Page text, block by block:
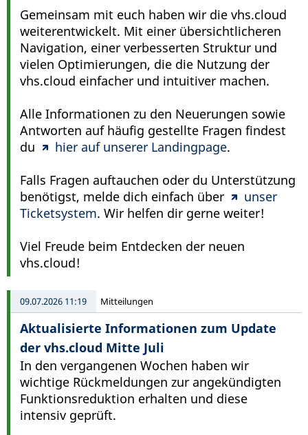
Gemeinsam mit euch haben wir die vhs.cloud
weiterentwickelt. Mit einer übersichtlicheren
Navigation, einer verbesserten Struktur und
vielen Optimierungen, die die Nutzung der
vhs.cloud einfacher und intuitiver machen.
Alle Informationen zu den Neuerungen sowie
Antworten auf häufig gestellte Fragen findest
du
hier auf unserer Landingpage.
Falls Fragen auftauchen oder du Unterstützung
benötigst, melde dich einfach über
unser
Ticketsystem. Wir helfen dir gerne weiter!
Viel Freude beim Entdecken der neuen
vhs.cloud!
09.07.2026 11:19 Mitteilungen
Aktualisierte Informationen zum Update
der vhs.cloud Mitte Juli
In den vergangenen Wochen haben wir
wichtige Rückmeldungen zur angekündigten
Funktionsreduktion erhalten und diese
intensiv geprüft.